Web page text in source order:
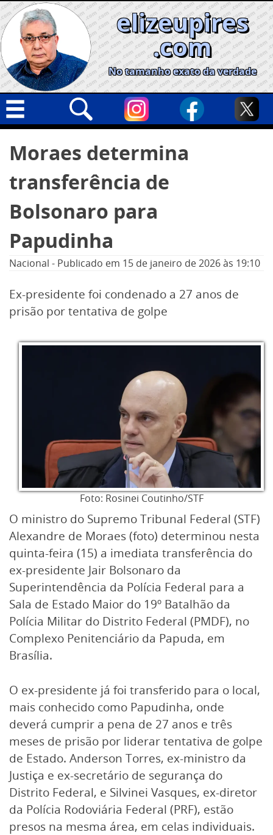
Skip
to
content
elizeupires
.com
No tamanho exato da verdade
Geral
Cidades
Política
Opinião
Informe especial
por:
Moraes determina
transferência de
Bolsonaro para
Papudinha
Nacional - Publicado em 15 de janeiro de 2026às 19:10
Ex-presidente foi condenado a 27 anos de
prisão por tentativa de golpe
Foto: Rosinei Coutinho/STF
O ministro do Supremo Tribunal Federal (STF)
Alexandre de Moraes (foto) determinou nesta
quinta-feira (15) a imediata transferência do
ex-presidente Jair Bolsonaro da
Superintendência da Polícia Federal para a
Sala de Estado Maior do 19º Batalhão da
Polícia Militar do Distrito Federal (PMDF), no
Complexo Penitenciário da Papuda, em
Brasília.
O ex-presidente já foi transferido para o local,
mais conhecido como Papudinha, onde
deverá cumprir a pena de 27 anos e três
meses de prisão por liderar tentativa de golpe
de Estado. Anderson Torres, ex-ministro da
Justiça e ex-secretário de segurança do
Distrito Federal, e Silvinei Vasques, ex-diretor
da Polícia Rodoviária Federal (PRF), estão
presos na mesma área, em celas individuais.